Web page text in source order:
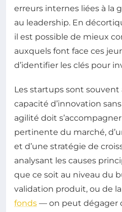
erreurs internes liées à la
au leadership. En
il est possible de mieux
auxquels font face ces
d’identifier les clés pour
Les startups sont souvent
capacité d’innovation
agilité doit
pertinente du marché,
et d’une stratégie de
analysant les causes
que ce soit au niveau du
validation produit, ou de
fonds — on peut dégager